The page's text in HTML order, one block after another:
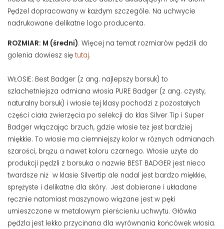
Pędzel dopracowany w każdym szczególe. Na uchwycie
nadrukowane delikatne logo producenta.
ROZMIAR: M (średni). Więcej na temat rozmiarów pędzili do
golenia dowiesz się tutaj.
WŁOSIE: Best Badger (z ang. najlepszy borsuk) to
szlachetniejsza odmiana włosia PURE Badger (z ang. czysty,
naturalny borsuk) i włosie tej klasy pochodzi z pozostałych
części ciała zwierzęcia po selekcji do klas Silver Tip i Super
Badger włączając brzuch, gdzie włosie też jest bardziej
miękkie. To włosie ma ciemniejszy kolor w różnych odmianach
szarości, brązu a nawet koloru czarnego. Włosie użyte do
produkcji pędzli z borsuka o nazwie BEST BADGER jest nieco
twardsze niż w klasie Silvertip ale nadal jest bardzo miękkie,
sprężyste i delikatne dla skóry. Jest dobierane i układane
ręcznie natomiast maszynowo wiązane jest w pęki
umieszczone w metalowym pierścieniu uchwytu. Główka
pędzla jest lekko przycinana dla wyrównania końcówek włosia.